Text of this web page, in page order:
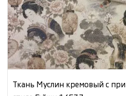
Ткань Муслин кремовый с